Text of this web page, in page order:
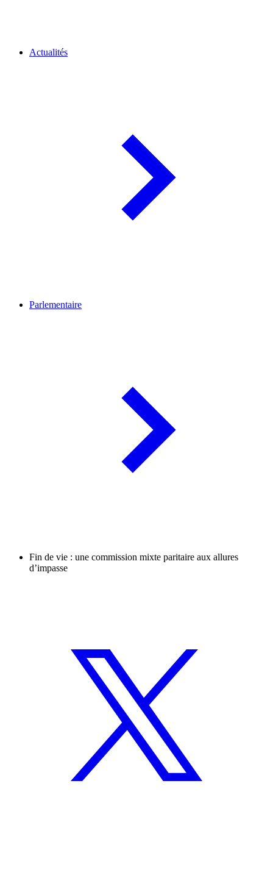
Actualités
Parlementaire
Fin de vie : une commission mixte paritaire aux allures
d’impasse